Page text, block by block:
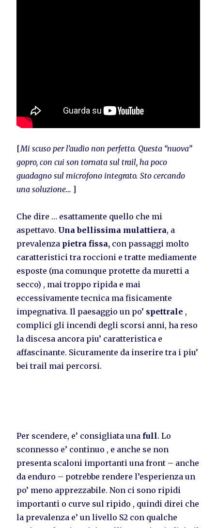
[Mi scuso per l’audio non perfetto. Questa “nuova”
gopro, con cui son tornata sul trail, ha poco
guadagno sul microfono integrato. Sto cercando
una soluzione… ]
Che dire … esattamente quello che mi
aspettavo. Una bellissima mulattiera, a
prevalenza pietra fissa, con passaggi molto
caratteristici tra roccioni e tratte mediamente
esposte (ma comunque protette da muretti a
secco) , mai troppo ripida e mai
eccessivamente tecnica ma fisicamente
impegnativa. Il paesaggio un po’ spettrale ,
complici gli incendi degli scorsi anni, ha reso
la discesa ancora piu’ caratteristica e
affascinante. Sicuramente da inserire tra i piu’
bei trail mai percorsi.
Per scendere, e’ consigliata una full. Lo
sconnesso e’ continuo , e anche se non
presenta scaloni importanti una front – anche
da enduro – potrebbe rendere l’esperienza un
po’ meno apprezzabile. Non ci sono ripidi
importanti o curve sul ripido , quindi direi che
la prevalenza e’ un livello S2 con qualche